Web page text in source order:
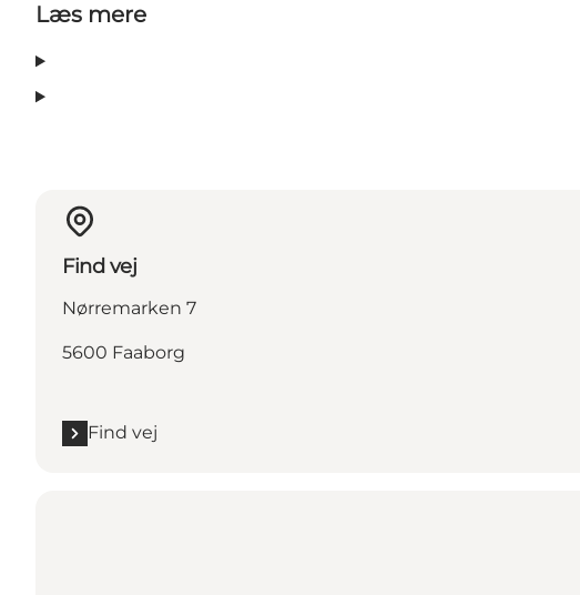
Læs mere
Find vej
Nørremarken 7
5600 Faaborg
Find vej